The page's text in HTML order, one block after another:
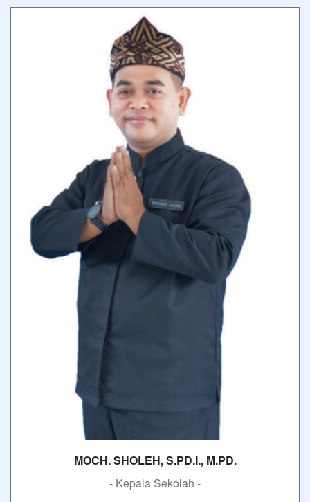
MOCH. SHOLEH, S.PD.I., M.PD.
- Kepala Sekolah -